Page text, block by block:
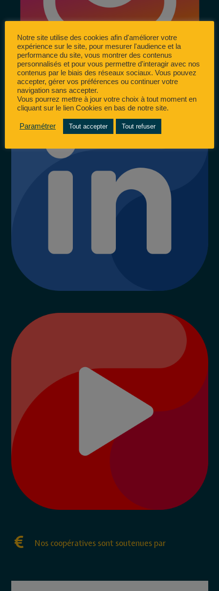
Nos coopératives sont soutenues par
Notre site utilise des cookies afin d'améliorer votre
expérience sur le site, pour mesurer l'audience et la
performance du site, vous montrer des contenus
personnalisés et pour vous permettre d'interagir avec nos
contenus par le biais des réseaux sociaux. Vous pouvez
accepter, gérer vos préférences ou continuer votre
navigation sans accepter.
Vous pourrez mettre à jour votre choix à tout moment en
cliquant sur le lien Cookies en bas de notre site.
Paramétrer Tout accepter Tout refuser